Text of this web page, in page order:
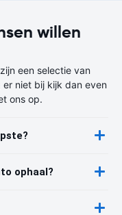
willen
een selectie van
niet bij kijk dan even
ons op.
ophaal?